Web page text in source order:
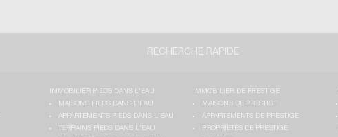
RECHERCHE RAPIDE
IMMOBILIER PIEDS DANS L'EAU
MAISONS PIEDS DANS L'EAU
APPARTEMENTS PIEDS DANS L'EAU
TERRAINS PIEDS DANS L'EAU
IMMOBILIER DE PRESTIGE
MAISONS DE PRESTIGE
APPARTEMENTS DE PRESTIGE
PROPRIÉTÉS DE PRESTIGE